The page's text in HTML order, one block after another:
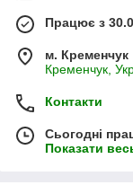
Працює з
м. Кременчук
Кременчук,
Контакти
Сьогодні
Показати